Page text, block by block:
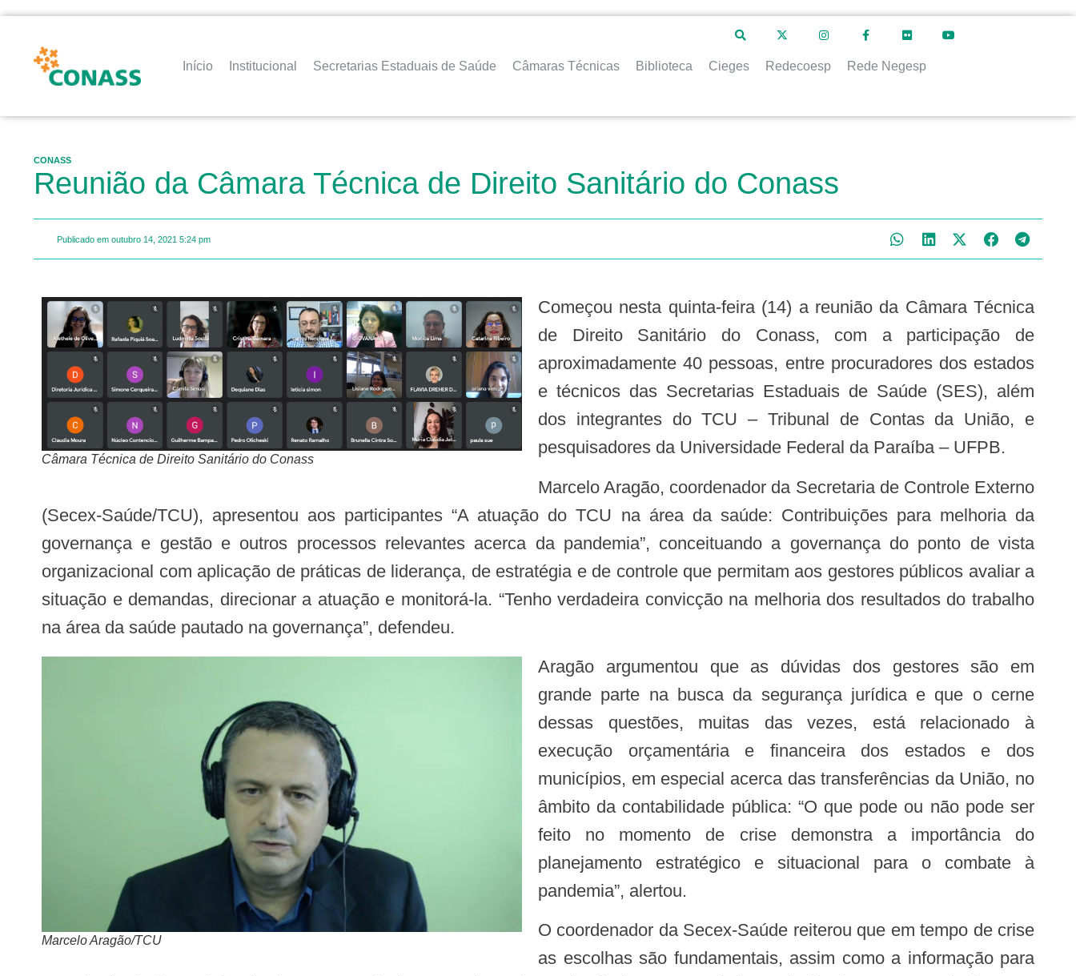
Início Institucional Secretarias Estaduais de Saúde Câmaras Técnicas Biblioteca Cieges Redecoesp Rede Negesp
CONASS
Reunião da Câmara Técnica de Direito Sanitário do Conass
Publicado em outubro 14, 2021 5:24 pm
Câmara Técnica de Direito Sanitário do Conass
Começou nesta quinta-feira (14) a reunião da Câmara Técnica
de Direito Sanitário do Conass, com a participação de
aproximadamente 40 pessoas, entre procuradores dos estados
e técnicos das Secretarias Estaduais de Saúde (SES), além
dos integrantes do TCU – Tribunal de Contas da União, e
pesquisadores da Universidade Federal da Paraíba – UFPB.
Marcelo Aragão, coordenador da Secretaria de Controle Externo
(Secex-Saúde/TCU), apresentou aos participantes “A atuação do TCU na área da saúde: Contribuições para melhoria da
governança e gestão e outros processos relevantes acerca da pandemia”, conceituando a governança do ponto de vista
organizacional com aplicação de práticas de liderança, de estratégia e de controle que permitam aos gestores públicos avaliar a
situação e demandas, direcionar a atuação e monitorá-la. “Tenho verdadeira convicção na melhoria dos resultados do trabalho
na área da saúde pautado na governança”, defendeu.
Marcelo Aragão/TCU
Aragão argumentou que as dúvidas dos gestores são em
grande parte na busca da segurança jurídica e que o cerne
dessas questões, muitas das vezes, está relacionado à
execução orçamentária e financeira dos estados e dos
municípios, em especial acerca das transferências da União, no
âmbito da contabilidade pública: “O que pode ou não pode ser
feito no momento de crise demonstra a importância do
planejamento estratégico e situacional para o combate à
pandemia”, alertou.
O coordenador da Secex-Saúde reiterou que em tempo de crise
as escolhas são fundamentais, assim como a informação para